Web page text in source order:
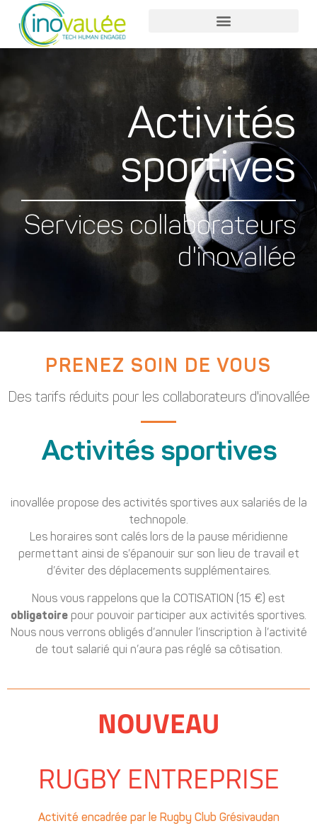
Activités
sportives
Services collaborateurs
d'inovallée
PRENEZ SOIN DE VOUS
Des tarifs réduits pour les collaborateurs d'inovallée
Activités sportives
inovallée propose des activités sportives aux salariés de la
technopole.
Les horaires sont calés lors de la pause méridienne
permettant ainsi de s’épanouir sur son lieu de travail et
d’éviter des déplacements supplémentaires.
Nous vous rappelons que la COTISATION (15 €) est
obligatoire pour pouvoir participer aux activités sportives.
Nous nous verrons obligés d’annuler l’inscription à l’activité
de tout salarié qui n’aura pas réglé sa côtisation.
NOUVEAU
RUGBY ENTREPRISE
Activité encadrée par le Rugby Club Grésivaudan